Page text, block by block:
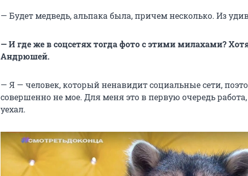
— Будет медведь, альпака была, причем несколько. Из
— И где же в соцсетях тогда фото с этими милахами?
Андрюшей.
— Я — человек, который ненавидит социальные сети,
совершенно не мое. Для меня это в первую очередь
уехал.